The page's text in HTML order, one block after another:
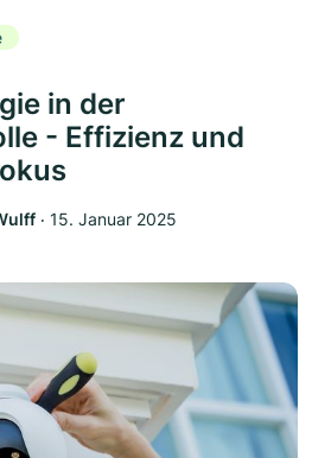
in der
- Effizienz und
‧ 15. Januar 2025